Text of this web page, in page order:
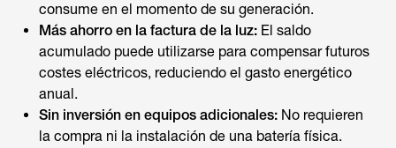
consume en el momento de su generación.
Más ahorro en la factura de la luz: El saldo
acumulado puede utilizarse para compensar futuros
costes eléctricos, reduciendo el gasto energético
anual.
Sin inversión en equipos adicionales: No requieren
la compra ni la instalación de una batería física.